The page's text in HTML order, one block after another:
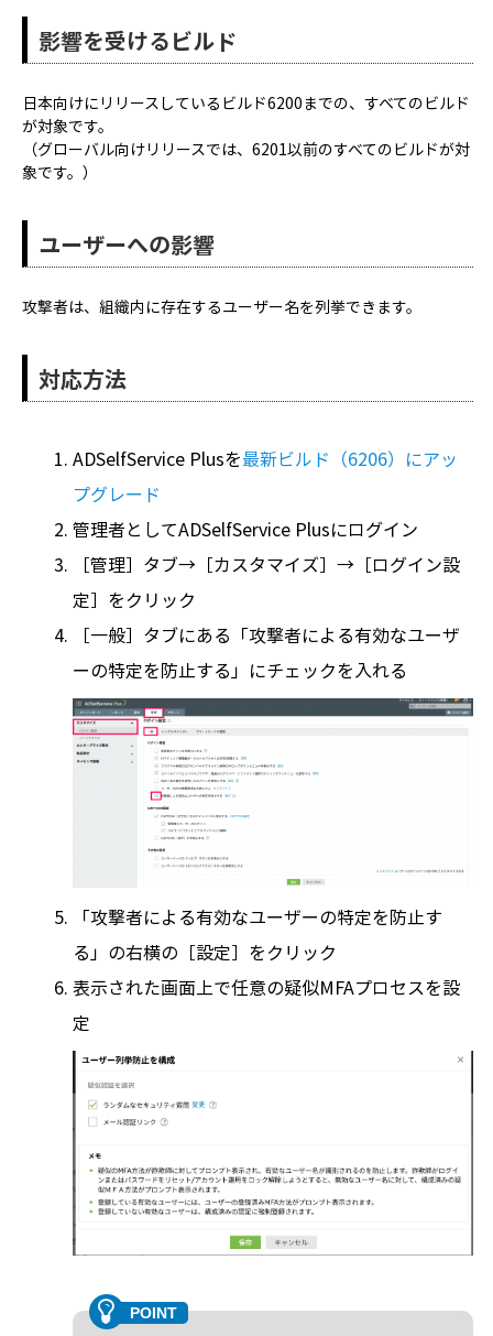
影響を受けるビルド
日本向けにリリースしているビルド6200までの、すべてのビルド
が対象です。
（グローバル向けリリースでは、6201以前のすべてのビルドが対
象です。）
ユーザーへの影響
攻撃者は、組織内に存在するユーザー名を列挙できます。
対応方法
ADSelfService Plusを最新ビルド（6206）にアッ
プグレード
管理者としてADSelfService Plusにログイン
［管理］タブ→［カスタマイズ］→［ログイン設
定］をクリック
［一般］タブにある「攻撃者による有効なユーザ
ーの特定を防止する」にチェックを入れる
「攻撃者による有効なユーザーの特定を防止す
る」の右横の［設定］をクリック
表示された画面上で任意の疑似MFAプロセスを設
定